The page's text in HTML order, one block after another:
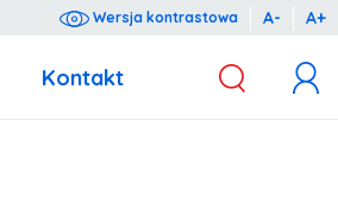
Wersja kontrastowa A- A+
Kontakt